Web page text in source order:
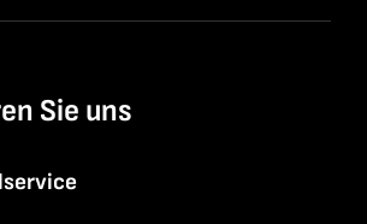
Sie uns